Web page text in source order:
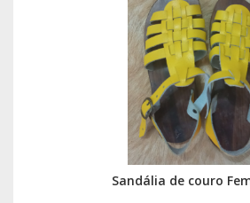
Sandália de couro